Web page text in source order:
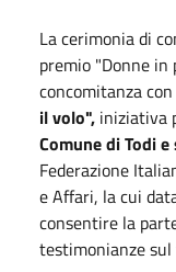
La cerimonia di
premio "Donne in
concomitanza
il volo", iniziativa
Comune di Todi
Federazione
e Affari, la cui
consentire la
testimonianze sul